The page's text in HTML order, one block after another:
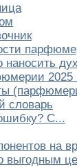
наносить
2025
словарь
С...
на
выгодным